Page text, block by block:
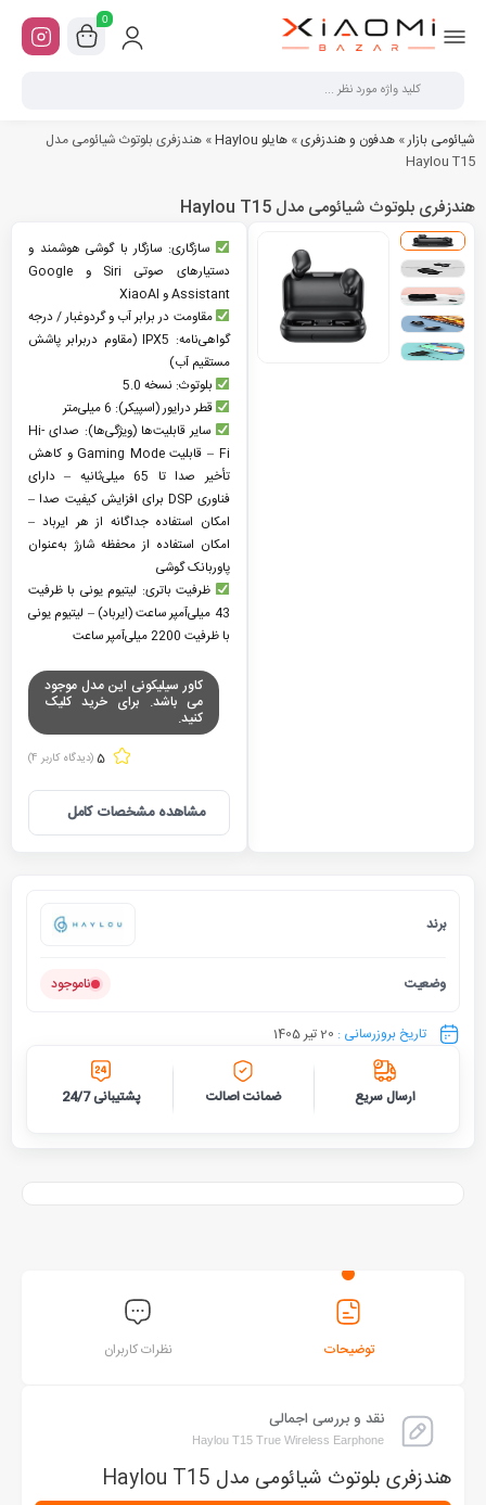
0
شیائومی بازار» هدفون و هندزفری» هایلو Haylou » هندزفری بلوتوث شیائومی مدل
Haylou T15
هندزفری بلوتوث شیائومی مدل Haylou T15
سازگاری: سازگار با گوشی هوشمند و
دستیارهای صوتی Siri و Google
Assistant و XiaoAI
مقاومت در برابر آب و گردوغبار / درجه
گواهی‌نامه: IPX5 (مقاوم دربرابر پاشش
مستقیم آب)
بلوتوث: نسخه 5.0
قطر درایور (اسپیکر): 6 میلی‌متر
سایر قابلیت‌ها (ویژگی‌ها): صدای Hi-
Fi – قابلیت Gaming Mode و کاهش
تأخیر صدا تا 65 میلی‌ثانیه – دارای
فناوری DSP برای افزایش کیفیت صدا –
امکان استفاده جداگانه از هر ایرباد –
امکان استفاده از محفظه شارژ به‌عنوان
پاوربانک گوشی
ظرفیت باتری: لیتیوم یونی با ظرفیت
43 میلی‌آمپر ساعت (ایرباد) – لیتیوم یونی
با ظرفیت 2200 میلی‌آمپر ساعت
کاور سیلیکونی این مدل موجود
می باشد. برای خرید کلیک
کنید.
5 (دیدگاه کاربر 4
)
مشاهده مشخصات کامل
برند
وضعیت ناموجود
تاریخ بروزرسانی : 20 تیر 1405
ارسال سریع ضمانت اصالت پشتیبانی 24/7
توضیحات نظرات کاربران
نقد و بررسی اجمالی
Haylou T15 True Wireless Earphone
هندزفری بلوتوث شیائومی مدل Haylou T15